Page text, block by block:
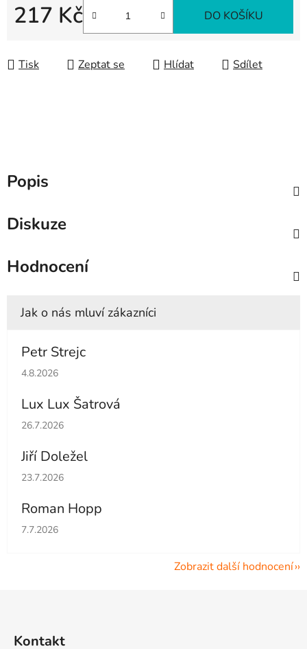
217 Kč DO KOŠÍKU
Tisk Zeptat se Hlídat Sdílet
Popis
Diskuze
Hodnocení
Petr Strejc
Hodnocení obchodu je 5 z 5 hvězdiček.
4.8.2026
Lux Lux Šatrová
Hodnocení obchodu je 5 z 5 hvězdiček.
26.7.2026
Jiří Doležel
Hodnocení obchodu je 5 z 5 hvězdiček.
23.7.2026
Roman Hopp
Hodnocení obchodu je 5 z 5 hvězdiček.
7.7.2026
Zobrazit další hodnocení
Kontakt